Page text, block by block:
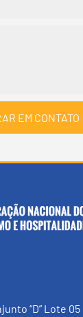
EM CONTATO
“D” Lote 05